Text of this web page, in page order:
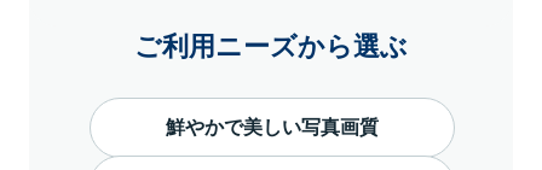
ご利用ニーズから選ぶ
鮮やかで美しい写真画質